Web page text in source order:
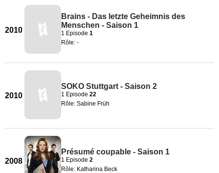
2010
Brains - Das letzte Geheimnis des
Menschen - Saison 1
1 Episode 1
Rôle: -
2010
SOKO Stuttgart - Saison 2
1 Episode 22
Rôle: Sabine Früh
2008
Présumé coupable - Saison 1
1 Episode 2
Rôle: Katharina Beck